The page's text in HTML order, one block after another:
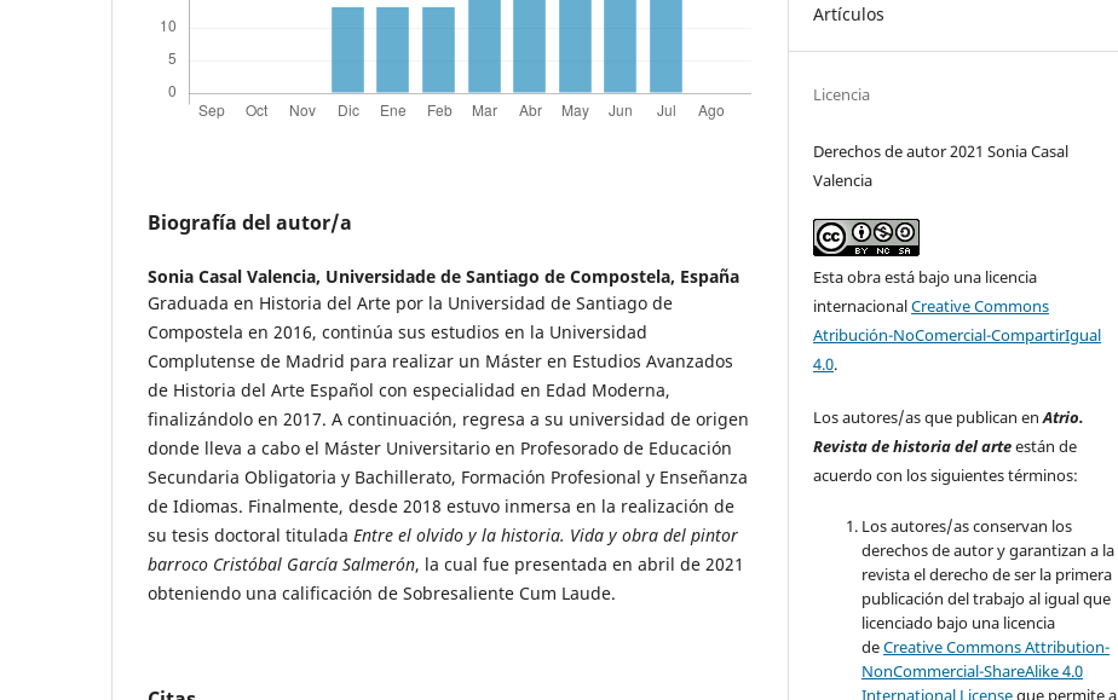
Biografía del autor/a
Sonia Casal Valencia, Universidade de Santiago de Compostela, España
Graduada en Historia del Arte por la Universidad de Santiago de
Compostela en 2016, continúa sus estudios en la Universidad
Complutense de Madrid para realizar un Máster en Estudios Avanzados
de Historia del Arte Español con especialidad en Edad Moderna,
finalizándolo en 2017. A continuación, regresa a su universidad de origen
donde lleva a cabo el Máster Universitario en Profesorado de Educación
Secundaria Obligatoria y Bachillerato, Formación Profesional y Enseñanza
de Idiomas. Finalmente, desde 2018 estuvo inmersa en la realización de
su tesis doctoral titulada Entre el olvido y la historia. Vida y obra del pintor
barroco Cristóbal García Salmerón, la cual fue presentada en abril de 2021
obteniendo una calificación de Sobresaliente Cum Laude.
Artículos
Licencia
Derechos de autor 2021 Sonia Casal
Valencia
Esta obra está bajo una licencia
internacionalCreative Commons
Atribución-NoComercial-CompartirIgual
4.0.
Los autores/as que publican enAtrio.
Revista de historia del arteestán de
acuerdo con los siguientes términos:
Los autores/as conservan los
derechos de autor y garantizan a la
revista el derecho de ser la primera
publicación del trabajo al igual que
licenciado bajo una licencia
deCreative Commons Attribution-
NonCommercial-ShareAlike 4.0
International Licenseque permite a